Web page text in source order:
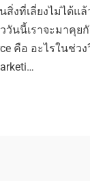
งที่เลี่ยงไม่ได้แล้
วันนี้เราจะมาคุย
คือ อะไรในช่ว